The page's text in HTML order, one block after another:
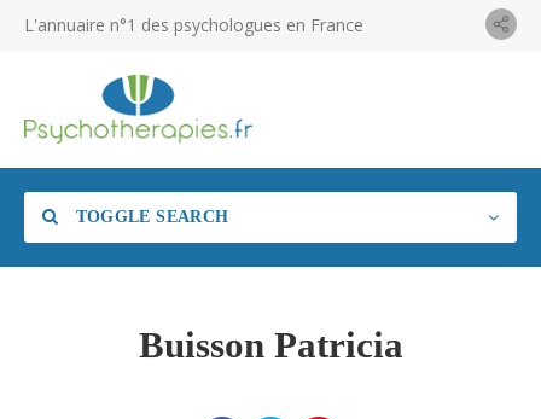
L'annuaire n°1 des psychologues en France
TOGGLE SEARCH
Buisson Patricia